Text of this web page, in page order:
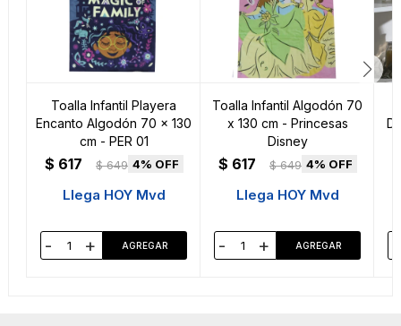
Toalla Infantil Playera
Encanto Algodón 70 x 130
cm - PER 01
$ 617 $ 649 4
Llega HOY Mvd
- +
Toalla Infantil Algodón 70
x 130 cm - Princesas
Disney
$ 617 $ 649 4
Llega HOY Mvd
- +